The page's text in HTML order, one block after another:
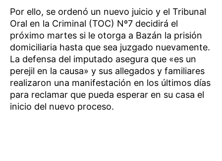
Por ello, se ordenó un nuevo juicio y el Tribunal
Oral en la Criminal (TOC) Nº7 decidirá el
próximo martes si le otorga a Bazán la prisión
domiciliaria hasta que sea juzgado nuevamente.
La defensa del imputado asegura que «es un
perejil en la causa» y sus allegados y familiares
realizaron una manifestación en los últimos días
para reclamar que pueda esperar en su casa el
inicio del nuevo proceso.